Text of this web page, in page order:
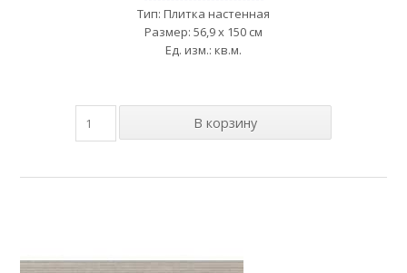
Тип: Плитка настенная
Размер: 56,9 x 150 см
Ед. изм.: кв.м.